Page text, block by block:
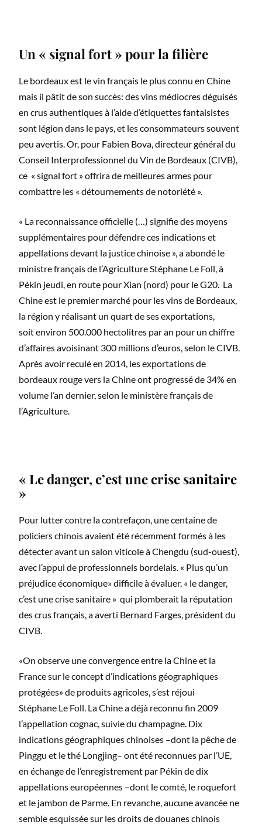
Un « signal fort » pour la filière
Le bordeaux est le vin français le plus connu en Chine
mais il pâtit de son succès: des vins médiocres déguisés
en crus authentiques à l’aide d’étiquettes fantaisistes
sont légion dans le pays, et les consommateurs souvent
peu avertis. Or, pour Fabien Bova, directeur général du
Conseil Interprofessionnel du Vin de Bordeaux (CIVB),
ce « signal fort » offrira de meilleures armes pour
combattre les « détournements de notoriété ».
« La reconnaissance officielle (…) signifie des moyens
supplémentaires pour défendre ces indications et
appellations devant la justice chinoise », a abondé le
ministre français de l’Agriculture Stéphane Le Foll, à
Pékin jeudi, en route pour Xian (nord) pour le G20. La
Chine est le premier marché pour les vins de Bordeaux,
la région y réalisant un quart de ses exportations,
soit environ 500.000 hectolitres par an pour un chiffre
d’affaires avoisinant 300 millions d’euros, selon le CIVB.
Après avoir reculé en 2014, les exportations de
bordeaux rouge vers la Chine ont progressé de 34% en
volume l’an dernier, selon le ministère français de
l’Agriculture.
« Le danger, c’est une crise sanitaire
»
Pour lutter contre la contrefaçon, une centaine de
policiers chinois avaient été récemment formés à les
détecter avant un salon viticole à Chengdu (sud-ouest),
avec l’appui de professionnels bordelais. « Plus qu’un
préjudice économique» difficile à évaluer, « le danger,
c’est une crise sanitaire » qui plomberait la réputation
des crus français, a averti Bernard Farges, président du
CIVB.
«On observe une convergence entre la Chine et la
France sur le concept d’indications géographiques
protégées» de produits agricoles, s’est réjoui
Stéphane Le Foll. La Chine a déjà reconnu fin 2009
l’appellation cognac, suivie du champagne. Dix
indications géographiques chinoises –dont la pêche de
Pinggu et le thé Longjing– ont été reconnues par l’UE,
en échange de l’enregistrement par Pékin de dix
appellations européennes –dont le comté, le roquefort
et le jambon de Parme. En revanche, aucune avancée ne
semble esquissée sur les droits de douanes chinois